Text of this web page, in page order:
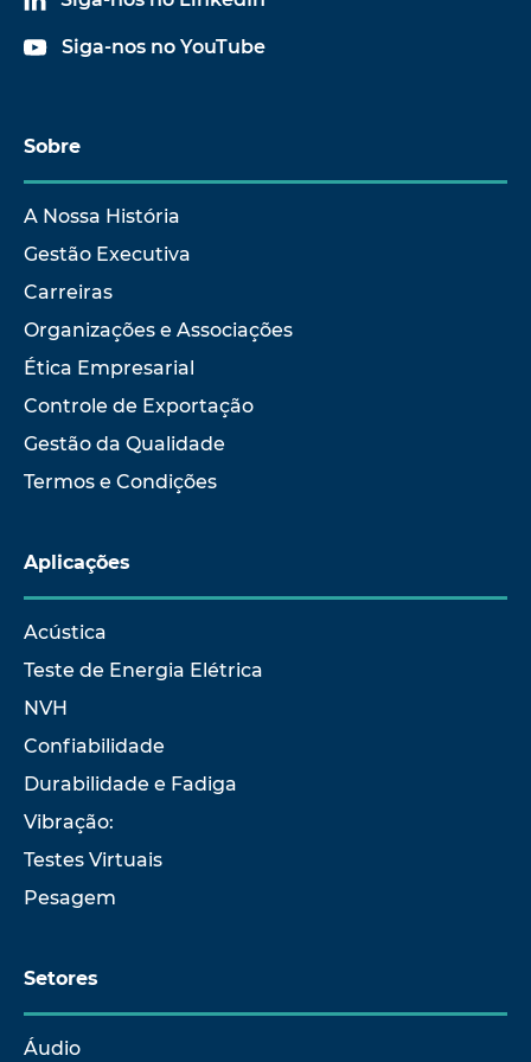
Siga-nos no YouTube
Sobre
A Nossa História
Gestão Executiva
Carreiras
Organizações e Associações
Ética Empresarial
Controle de Exportação
Gestão da Qualidade
Termos e Condições
Aplicações
Acústica
Teste de Energia Elétrica
NVH
Confiabilidade
Durabilidade e Fadiga
Vibração:
Testes Virtuais
Pesagem
Setores
Áudio